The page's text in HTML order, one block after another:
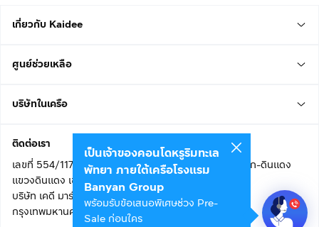
เกี่ยวกับ Kaidee
ศูนย์ช่วยเหลือ
บริษัทในเครือ
ติดต่อเรา
เลขที่ 554/117 อาคารสกายไนน์ เซ็นเตอร์ ชั้น 22 ถนนอโศก-ดินแดง
แขวงดินแดง เขตดินแดง
บริษัท เคดี มาร์เก็ตเพลส จำกัด (สำนักงานใหญ่)
กรุงเทพมหานคร 10400
เป็นเจ้าของคอนโดหรูริมทะเล
พัทยา ภายใต้เครือโรงแรม
Banyan Group
พร้อมรับข้อเสนอพิเศษช่วง Pre-
Sale ก่อนใคร